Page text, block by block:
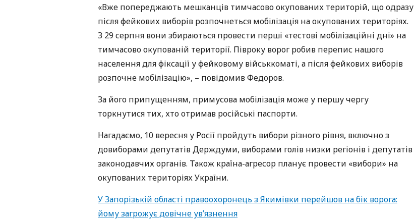
«Вже попереджають мешканців тимчасово окупованих територій, що одразу
після фейкових виборів розпочнеться мобілізація на окупованих територіях.
З 29 серпня вони збираються провести перші «тестові мобілізаційні дні» на
тимчасово окупованій території. Півроку ворог робив перепис нашого
населення для фіксації у фейковому військкоматі, а після фейкових виборів
розпочне мобілізацію», – повідомив Федоров.
За його припущенням, примусова мобілізація може у першу чергу
торкнутися тих, хто отримав російські паспорти.
Нагадаємо, 10 вересня у Росії пройдуть вибори різного рівня, включно з
довиборами депутатів Держдуми, виборами голів низки регіонів і депутатів
законодавчих органів. Також країна-агресор планує провести «вибори» на
окупованих територіях України.
У Запорізькій області правоохоронець з Якимівки перейшов на бік ворога:
йому загрожує довічне ув’язнення